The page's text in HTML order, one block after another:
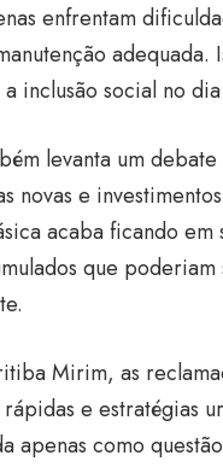
enfrentam
inclusão social no
levanta um
novas e
acaba ficando
que
Mirim, as
rápidas e estratégias
apenas como